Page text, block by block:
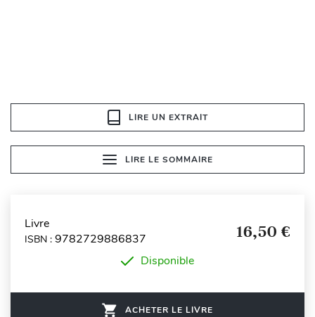
LIRE UN EXTRAIT
LIRE LE SOMMAIRE
Livre
ISBN : 9782729886837 16,50 €
Disponible
ACHETER LE LIVRE